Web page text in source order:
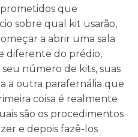
que
sobre qual kit usarão,
a abrir uma sala
diferente do prédio,
número de kits, suas
a outra parafernália que
coisa é realmente
são os procedimentos
e depois fazê-los